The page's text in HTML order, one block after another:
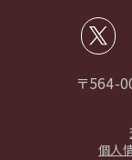
〒564-
個人